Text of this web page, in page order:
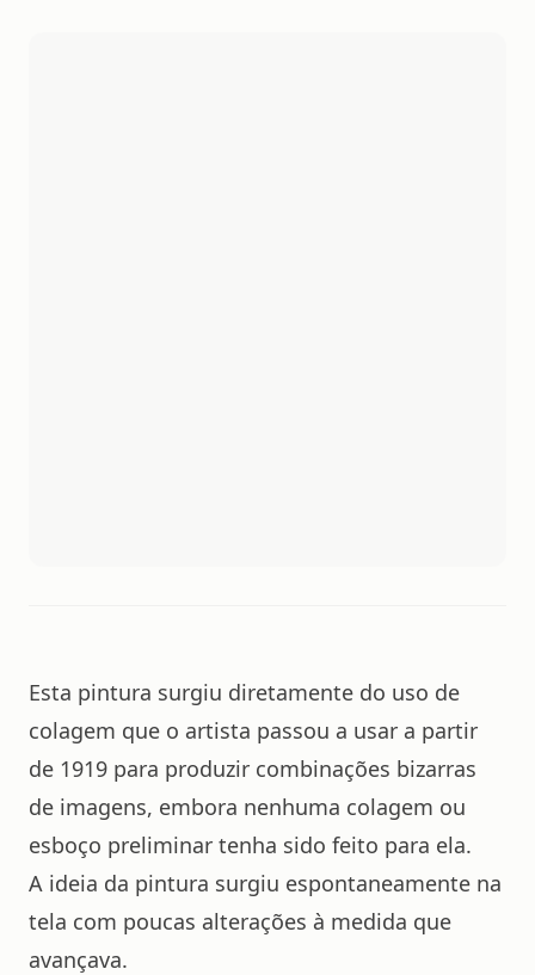
Esta pintura surgiu diretamente do uso de
colagem que o artista passou a usar a partir
de 1919 para produzir combinações bizarras
de imagens, embora nenhuma colagem ou
esboço preliminar tenha sido feito para ela.
A ideia da pintura surgiu espontaneamente na
tela com poucas alterações à medida que
avançava.